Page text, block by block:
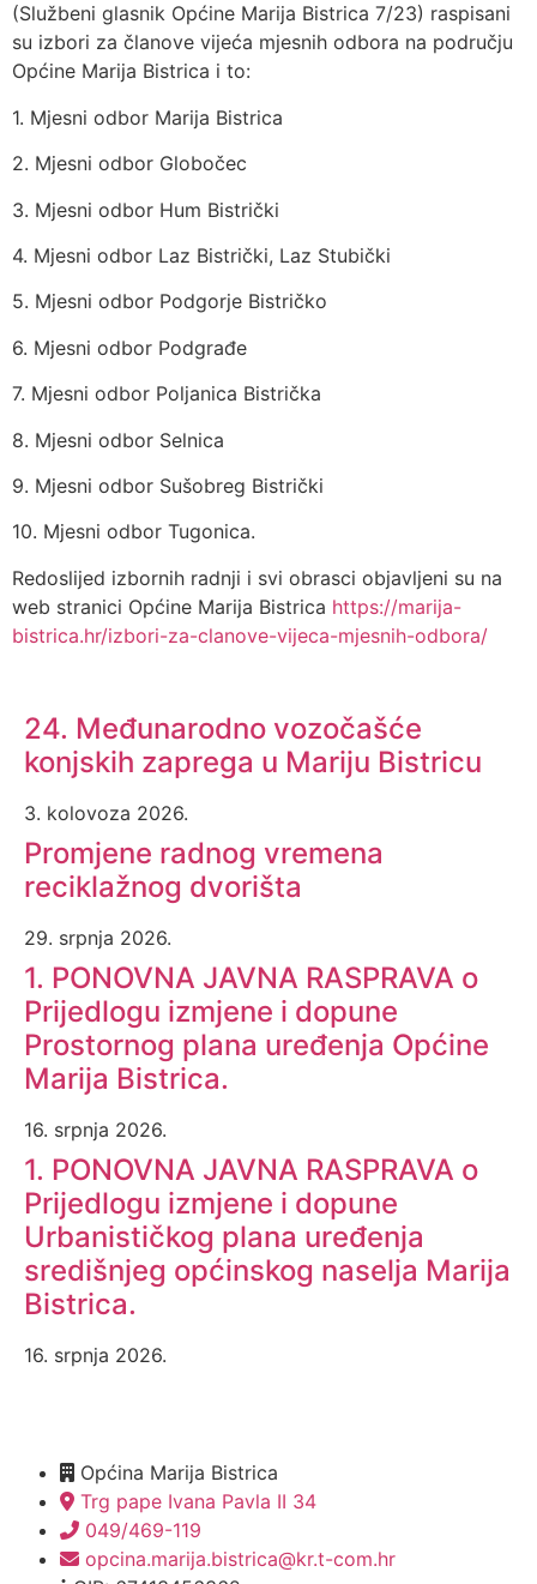
(Službeni glasnik Općine Marija Bistrica 7/23) raspisani
su izbori za članove vijeća mjesnih odbora na području
Općine Marija Bistrica i to:
1. Mjesni odbor Marija Bistrica
2. Mjesni odbor Globočec
3. Mjesni odbor Hum Bistrički
4. Mjesni odbor Laz Bistrički, Laz Stubički
5. Mjesni odbor Podgorje Bistričko
6. Mjesni odbor Podgrađe
7. Mjesni odbor Poljanica Bistrička
8. Mjesni odbor Selnica
9. Mjesni odbor Sušobreg Bistrički
10. Mjesni odbor Tugonica.
Redoslijed izbornih radnji i svi obrasci objavljeni su na
web stranici Općine Marija Bistrica https://marija-
bistrica.hr/izbori-za-clanove-vijeca-mjesnih-odbora/
24. Međunarodno vozočašće
konjskih zaprega u Mariju Bistricu
3. kolovoza 2026.
Promjene radnog vremena
reciklažnog dvorišta
29. srpnja 2026.
1. PONOVNA JAVNA RASPRAVA o
Prijedlogu izmjene i dopune
Prostornog plana uređenja Općine
Marija Bistrica.
16. srpnja 2026.
1. PONOVNA JAVNA RASPRAVA o
Prijedlogu izmjene i dopune
Urbanističkog plana uređenja
središnjeg općinskog naselja Marija
Bistrica.
16. srpnja 2026.
Općina Marija Bistrica
Trg pape Ivana Pavla II 34
049/469-119
opcina.marija.bistrica@kr.t-com.hr